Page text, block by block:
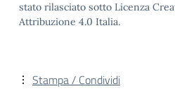
stato rilasciato sotto Licenza
Attribuzione 4.0 Italia.
Stampa / Condividi